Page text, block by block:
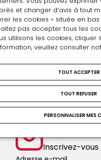
de
Tolède
baisant
l'épée
TAPISSERIE
La Galerie
Le
de Flore et
La
de
Cloud-
Le
Printemps
VOIR
Inscrivez-vous
et changer d’avis à tout
les cookies » située en
pas accepter tous les
utilisons les cookies, cliquer
veuillez consulter
TOUT ACCEPTER
TOUT REFUSER
PERSONNALISER MES